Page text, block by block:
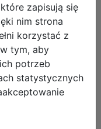
Na
zapisują się
nim strona
korzystać z
tym, aby
potrzeb
statystycznych